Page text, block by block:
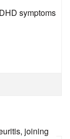
symptoms
joining